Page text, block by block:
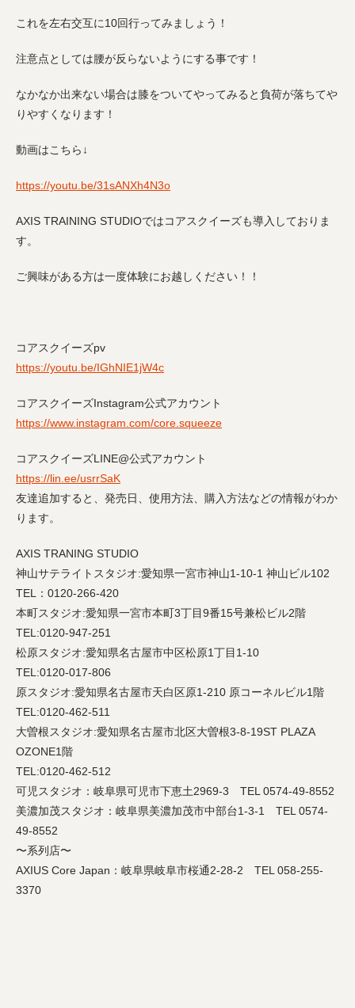
これを左右交互に10回行ってみましょう！
注意点としては腰が反らないようにする事です！
なかなか出来ない場合は膝をついてやってみると負荷が落ちてや
りやすくなります！
動画はこちら↓
https://youtu.be/31sANXh4N3o
AXIS TRAINING STUDIOではコアスクイーズも導入しておりま
す。
ご興味がある方は一度体験にお越しください！！
コアスクイーズpv
https://youtu.be/IGhNIE1jW4c
コアスクイーズInstagram公式アカウント
https://www.instagram.com/core.squeeze
コアスクイーズLINE@公式アカウント
https://lin.ee/usrrSaK
友達追加すると、発売日、使用方法、購入方法などの情報がわか
ります。
AXIS TRANING STUDIO
神山サテライトスタジオ:愛知県一宮市神山1-10-1 神山ビル102
TEL
： 0120-266-420
本町スタジオ:愛知県一宮市本町3丁目9番15号兼松ビル2階
TEL:0120-947-251
松原スタジオ:愛知県名古屋市中区松原1丁目 1-10
TEL:0120-017-806
原スタジオ:愛知県名古屋市天白区原1-210 原コーネルビル1 階
TEL:0120-462-511
大曽根スタジオ:愛知県名古屋市北区大曽根3-8-19ST PLAZA
OZONE1 階
TEL:0120-462-512
可児スタジオ：岐阜県可児市下恵土2969-3
TEL 0574-49-8552
美濃加茂スタジオ：岐阜県美濃加茂市中部台1-3-1
TEL 0574-
49-8552
〜系列店〜
AXIUS Core Japan ：岐阜県岐阜市桜通2-28-2
TEL 058-255-
3370